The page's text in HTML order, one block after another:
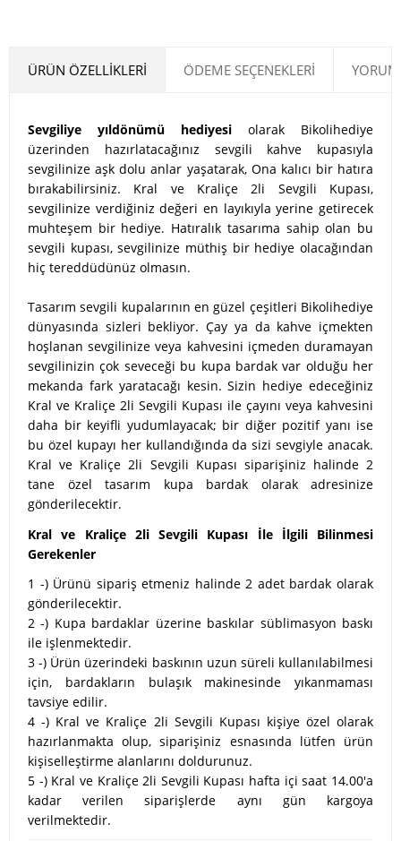
ÜRÜN ÖZELLIKLERI ÖDEME SEÇENEKLERI
Sevgiliye yıldönümü hediyesi olarak Bikolihediye
üzerinden hazırlatacağınız sevgili kahve kupasıyla
sevgilinize aşk dolu anlar yaşatarak, Ona kalıcı bir hatıra
bırakabilirsiniz. Kral ve Kraliçe 2li Sevgili Kupası,
sevgilinize verdiğiniz değeri en layıkıyla yerine getirecek
muhteşem bir hediye. Hatıralık tasarıma sahip olan bu
sevgili kupası, sevgilinize müthiş bir hediye olacağından
hiç tereddüdünüz olmasın.
Tasarım sevgili kupalarının en güzel çeşitleri Bikolihediye
dünyasında sizleri bekliyor. Çay ya da kahve içmekten
hoşlanan sevgilinize veya kahvesini içmeden duramayan
sevgilinizin çok seveceği bu kupa bardak var olduğu her
mekanda fark yaratacağı kesin. Sizin hediye edeceğiniz
Kral ve Kraliçe 2li Sevgili Kupası ile çayını veya kahvesini
daha bir keyifli yudumlayacak; bir diğer pozitif yanı ise
bu özel kupayı her kullandığında da sizi sevgiyle anacak.
Kral ve Kraliçe 2li Sevgili Kupası siparişiniz halinde 2
tane özel tasarım kupa bardak olarak adresinize
gönderilecektir.
Kral ve Kraliçe 2li Sevgili Kupası İle İlgili Bilinmesi
Gerekenler
1 -) Ürünü sipariş etmeniz halinde 2 adet bardak olarak
gönderilecektir.
2 -) Kupa bardaklar üzerine baskılar süblimasyon baskı
ile işlenmektedir.
3 -) Ürün üzerindeki baskının uzun süreli kullanılabilmesi
için, bardakların bulaşık makinesinde yıkanmaması
tavsiye edilir.
4 -) Kral ve Kraliçe 2li Sevgili Kupası kişiye özel olarak
hazırlanmakta olup, siparişiniz esnasında lütfen ürün
kişiselleştirme alanlarını doldurunuz.
5 -) Kral ve Kraliçe 2li Sevgili Kupası hafta içi saat 14.00'a
kadar verilen siparişlerde aynı gün kargoya
verilmektedir.